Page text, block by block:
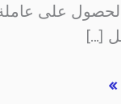
على عاملة
[…]